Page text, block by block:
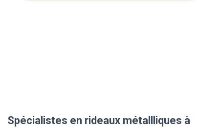
Spécialistes en rideaux métallliques à